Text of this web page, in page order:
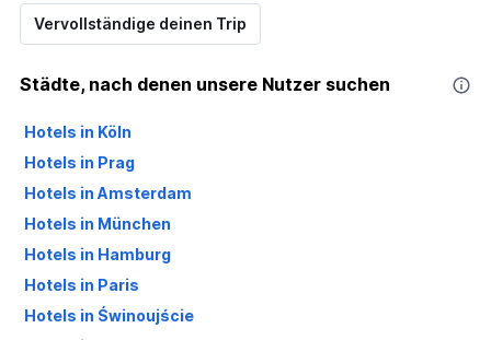
Vervollständige deinen Trip
Städte, nach denen unsere Nutzer suchen
Hotels in Köln
Hotels in Prag
Hotels in Amsterdam
Hotels in München
Hotels in Hamburg
Hotels in Paris
Hotels in Świnoujście